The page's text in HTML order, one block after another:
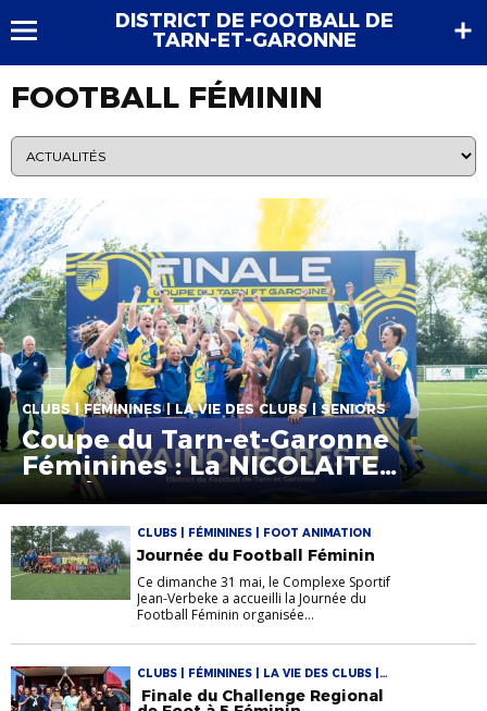
DISTRICT DE FOOTBALL DE
TARN-ET-GARONNE
FOOTBALL FÉMININ
CLUBS | FÉMININES | LA VIE DES CLUBS | SENIORS
Coupe du Tarn-et-Garonne
Féminines : La NICOLAITE
sacrée
CLUBS | FÉMININES | FOOT ANIMATION
Journée du Football Féminin
Ce dimanche 31 mai, le Complexe Sportif
Jean-Verbeke a accueilli la Journée du
Football Féminin organisée...
CLUBS | FÉMININES | LA VIE DES CLUBS |
SENIORS
Finale du Challenge Regional